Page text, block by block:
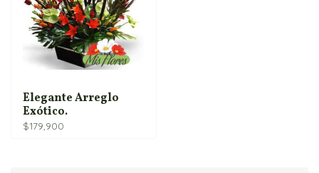
Elegante Arreglo
Exótico.
$179,900